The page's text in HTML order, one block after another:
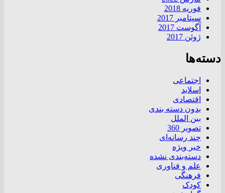
فوریه 2018
سپتامبر 2017
آگوست 2017
ژوئن 2017
دسته‌ها
اجتماعی
اسلاید
اقتصادی
بدون دسته بندی
بین الملل
تصویر 360
چند رسانه‌ای
خبر ویژه
دسته‌بندی نشده
علم و فناوری
فرهنگی
کودک